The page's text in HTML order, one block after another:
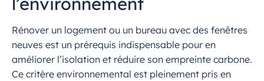
Rénover un logement ou un bureau avec des fenêtres
neuves est un prérequis indispensable pour en
améliorer l’isolation et réduire son empreinte carbone.
Ce critère environnemental est pleinement pris en